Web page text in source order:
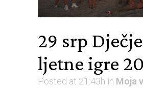
29 srp Dječje
ljetne igre
Posted at 21:43h in Moja